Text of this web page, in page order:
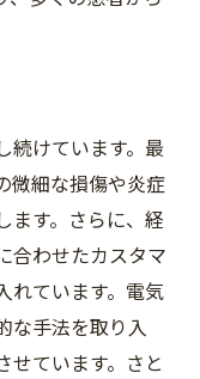
続けています。最
微細な損傷や炎症
ます。さらに、経
合わせたカスタマ
れています。電気
な手法を取り入
せています。さと